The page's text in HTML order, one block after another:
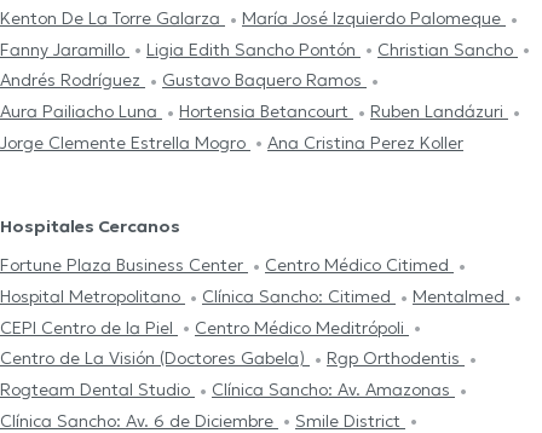
Kenton De La Torre Galarza
María José Izquierdo Palomeque
Fanny Jaramillo
Ligia Edith Sancho Pontón
Christian Sancho
Andrés Rodríguez
Gustavo Baquero Ramos
Aura Pailiacho Luna
Hortensia Betancourt
Ruben Landázuri
Jorge Clemente Estrella Mogro
Ana Cristina Perez Koller
Hospitales Cercanos
Fortune Plaza Business Center
Centro Médico Citimed
Hospital Metropolitano
Clínica Sancho: Citimed
Mentalmed
CEPI Centro de la Piel
Centro Médico Meditrópoli
Centro de La Visión (Doctores Gabela)
Rgp Orthodentis
Rogteam Dental Studio
Clínica Sancho: Av. Amazonas
Clínica Sancho: Av. 6 de Diciembre
Smile District